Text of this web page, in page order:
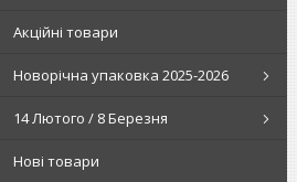
Акційні товари
Новорічна упаковка 2025-2026
14 Лютого / 8 Березня
Нові товари